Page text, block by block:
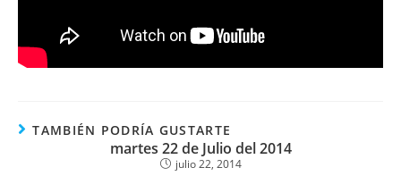
TAMBIÉN PODRÍA GUSTARTE
martes 22 de Julio del 2014
julio 22, 2014